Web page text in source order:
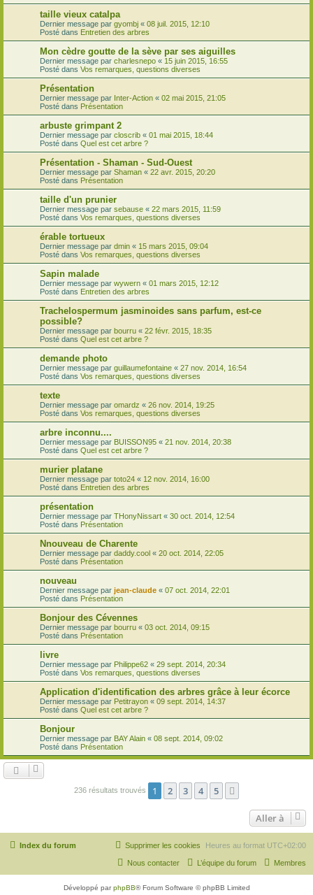
taille vieux catalpa
Dernier message par gyombj « 08 juil. 2015, 12:10
Posté dans Entretien des arbres
Mon cèdre goutte de la sève par ses aiguilles
Dernier message par charlesnepo « 15 juin 2015, 16:55
Posté dans Vos remarques, questions diverses
Présentation
Dernier message par Inter-Action « 02 mai 2015, 21:05
Posté dans Présentation
arbuste grimpant 2
Dernier message par closcrib « 01 mai 2015, 18:44
Posté dans Quel est cet arbre ?
Présentation - Shaman - Sud-Ouest
Dernier message par Shaman « 22 avr. 2015, 20:20
Posté dans Présentation
taille d'un prunier
Dernier message par sebause « 22 mars 2015, 11:59
Posté dans Vos remarques, questions diverses
érable tortueux
Dernier message par dmin « 15 mars 2015, 09:04
Posté dans Vos remarques, questions diverses
Sapin malade
Dernier message par wywern « 01 mars 2015, 12:12
Posté dans Entretien des arbres
Trachelospermum jasminoides sans parfum, est-ce
possible?
Dernier message par bourru « 22 févr. 2015, 18:35
Posté dans Quel est cet arbre ?
demande photo
Dernier message par guillaumefontaine « 27 nov. 2014, 16:54
Posté dans Vos remarques, questions diverses
texte
Dernier message par omardz « 26 nov. 2014, 19:25
Posté dans Vos remarques, questions diverses
arbre inconnu....
Dernier message par BUISSON95 « 21 nov. 2014, 20:38
Posté dans Quel est cet arbre ?
murier platane
Dernier message par toto24 « 12 nov. 2014, 16:00
Posté dans Entretien des arbres
présentation
Dernier message par THonyNissart « 30 oct. 2014, 12:54
Posté dans Présentation
Nnouveau de Charente
Dernier message par daddy.cool « 20 oct. 2014, 22:05
Posté dans Présentation
nouveau
Dernier message par jean-claude « 07 oct. 2014, 22:01
Posté dans Présentation
Bonjour des Cévennes
Dernier message par bourru « 03 oct. 2014, 09:15
Posté dans Présentation
livre
Dernier message par Philippe62 « 29 sept. 2014, 20:34
Posté dans Vos remarques, questions diverses
Application d'identification des arbres grâce à leur écorce
Dernier message par Petitrayon « 09 sept. 2014, 14:37
Posté dans Quel est cet arbre ?
Bonjour
Dernier message par BAY Alain « 08 sept. 2014, 09:02
Posté dans Présentation
236 résultats trouvés 1 2 3 4 5
Aller à
Index du forum Heures au format UTC+02:00
Supprimer les cookies
Membres
L’équipe du forum
Nous contacter
Développé parphpBB® Forum Software © phpBB Limited